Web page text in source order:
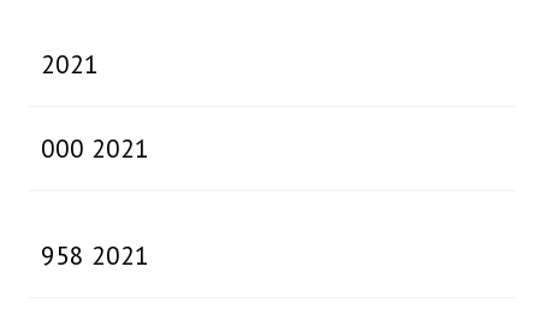
2021
000 2021
958 2021